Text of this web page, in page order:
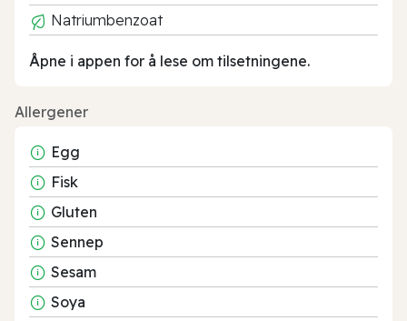
Natriumbenzoat
Åpne i appen for å lese om tilsetningene.
Allergener
Egg
Fisk
Gluten
Sennep
Sesam
Soya